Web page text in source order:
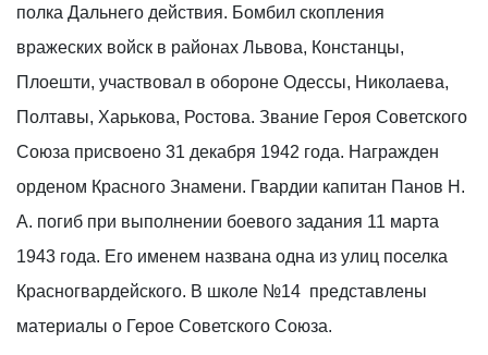
полка Дальнего действия. Бомбил скопления
вражеских войск в районах Львова, Констанцы,
Плоешти, участвовал в обороне Одессы, Николаева,
Полтавы, Харькова, Ростова. Звание Героя Советского
Союза присвоено 31 декабря 1942 года. Награжден
орденом Красного Знамени. Гвардии капитан Панов Н.
А. погиб при выполнении боевого задания 11 марта
1943 года. Его именем названа одна из улиц поселка
Красногвардейского. В школе №14 представлены
материалы о Герое Советского Союза.